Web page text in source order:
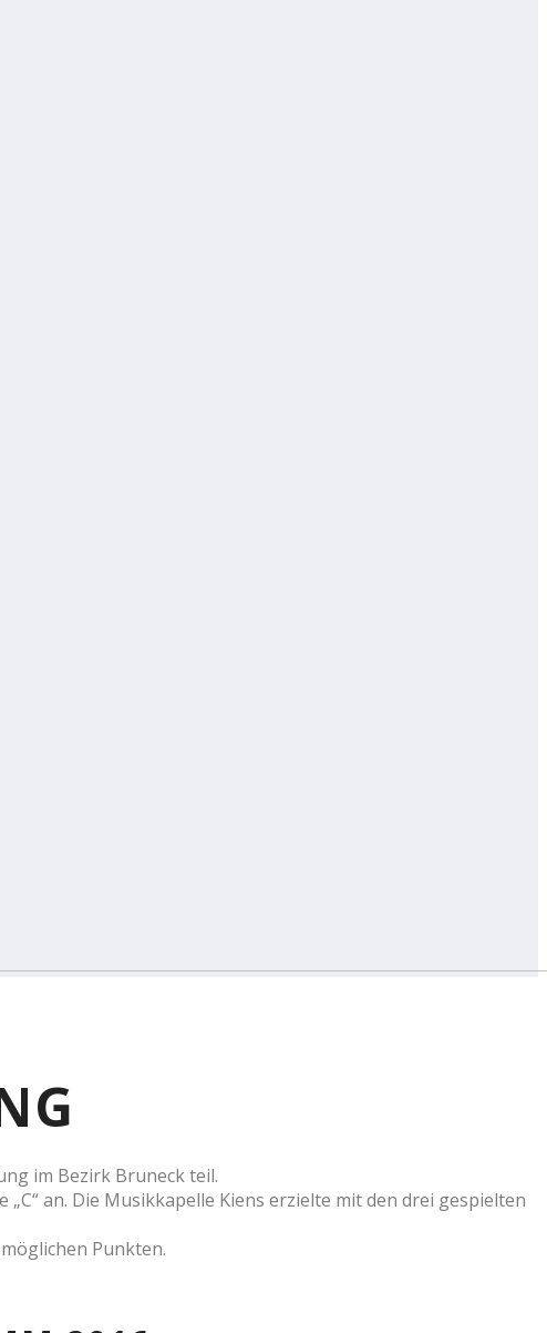
im Bezirk Bruneck teil.
an. Die Musikkapelle Kiens erzielte mit den drei gespielten
möglichen Punkten.